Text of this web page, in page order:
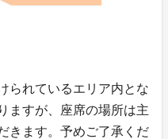
られているエリア内とな
ますが、座席の場所は主
きます。予めご了承くだ